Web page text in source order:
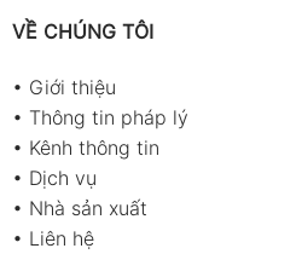
VỀ CHÚNG TÔI
• Giới thiệu
• Thông tin pháp lý
• Kênh thông tin
• Dịch vụ
• Nhà sản xuất
• Liên hệ